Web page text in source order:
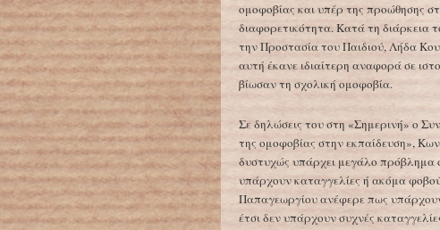
ομοφοβίας και υπέρ της προώθησης
διαφορετικότητα. Κατά τη διάρκεια
την Προστασία του Παιδιού, Λήδα
αυτή έκανε ιδιαίτερη αναφορά σε
βίωσαν τη σχολική ομοφοβία.
Σε δηλώσεις του στη «Σημερινή» ο
της ομοφοβίας στην εκπαίδευση»,
δυστυχώς υπάρχει μεγάλο πρόβλημα
υπάρχουν καταγγελίες ή ακόμα
Παπαγεωργίου ανέφερε πως
έτσι δεν υπάρχουν συχνές